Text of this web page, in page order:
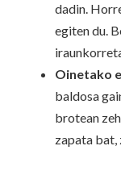
dadin.
egiten du.
Oinetako
baldosa
brotean
zapata bat,